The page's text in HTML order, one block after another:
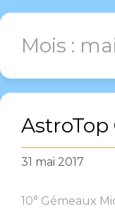
Mois :
AstroTop
31 mai 2017
10° Gémeaux